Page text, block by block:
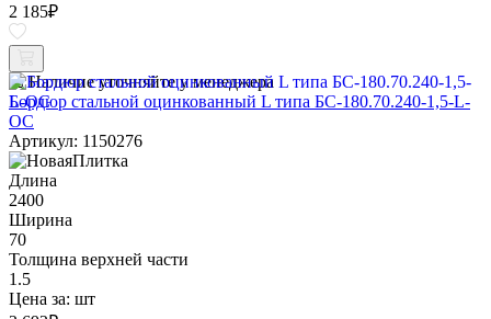
2 185₽
Наличие уточняйте у менеджера
Бордюр стальной оцинкованный L типа БС-180.70.240-1,5-L-
ОС
Артикул: 1150276
Длина
2400
Ширина
70
Толщина верхней части
1.5
Цена за: шт